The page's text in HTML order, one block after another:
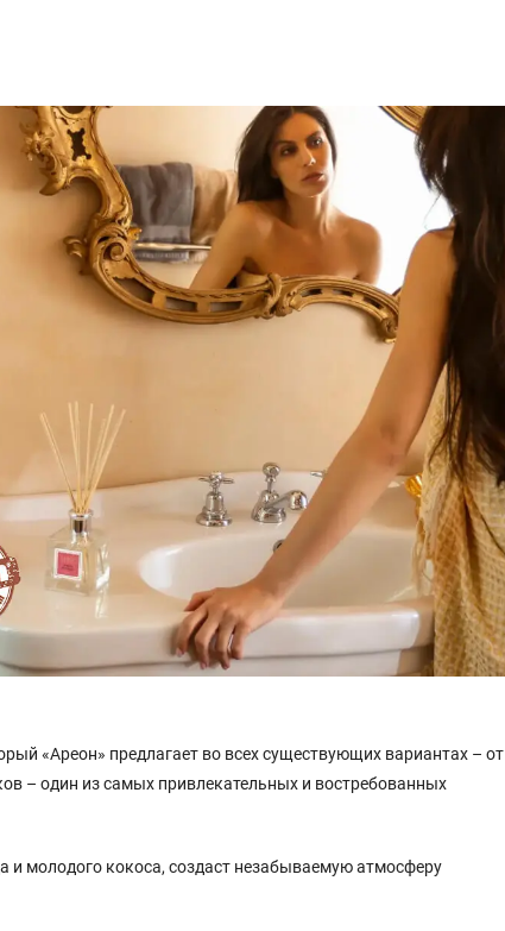
«Ареон» предлагает во всех существующих вариантах – от
– один из самых привлекательных и востребованных
молодого кокоса, создаст незабываемую атмосферу